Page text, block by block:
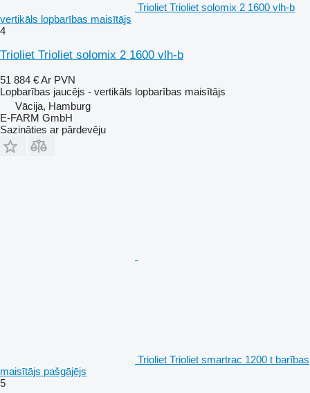
Trioliet Trioliet solomix 2 1600 vlh-b
vertikāls lopbarības maisītājs
4
Trioliet Trioliet solomix 2 1600 vlh-b
51 884 €Ar PVN
Lopbarības jaucējs - vertikāls lopbarības maisītājs
Vācija, Hamburg
E-FARM GmbH
Sazināties ar pārdevēju
Trioliet Trioliet smartrac 1200 t barības
maisītājs pašgājējs
5